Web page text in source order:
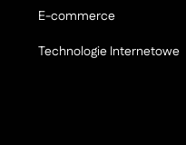
E-commerce
Technologie Internetowe